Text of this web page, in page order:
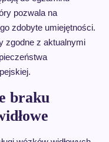
pozwala na
zdobyte umiejętności.
zgodne z aktualnymi
braku